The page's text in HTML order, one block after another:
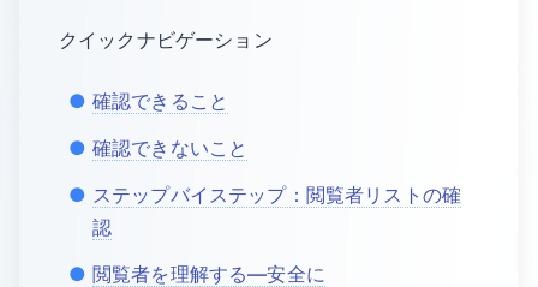
クイックナビゲーション
確認できること
確認できないこと
ステップバイステップ：閲覧者リストの確
認
閲覧者を理解する—安全に